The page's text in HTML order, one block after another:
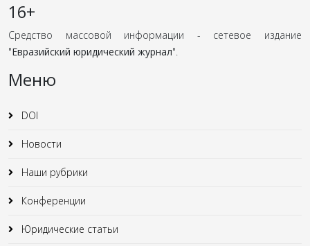
16+
Средство массовой информации - сетевое издание
"Евразийский юридический журнал".
Меню
DOI
Новости
Наши рубрики
Конференции
Юридические статьи